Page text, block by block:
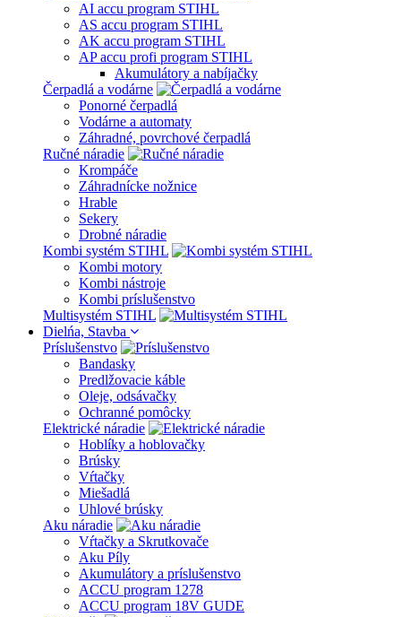
AI accu program STIHL
AS accu program STIHL
AK accu program STIHL
AP accu profi program STIHL
Akumulátory a nabíjačky
Čerpadlá a vodárne
Ponorné čerpadlá
Vodárne a automaty
Záhradné, povrchové čerpadlá
Ručné náradie
Krompáče
Záhradnícke nožnice
Hrable
Sekery
Drobné náradie
Kombi systém STIHL
Kombi motory
Kombi nástroje
Kombi príslušenstvo
Multisystém STIHL
Dielńa, Stavba
Príslušenstvo
Bandasky
Predlžovacie káble
Oleje, odsávačky
Ochranné pomôcky
Elektrické náradie
Hoblíky a hoblovačky
Brúsky
Vŕtačky
Miešadlá
Uhlové brúsky
Aku náradie
Vŕtačky a Skrutkovače
Aku Píly
Akumulátory a príslušenstvo
ACCU program 1278
ACCU program 18V GUDE